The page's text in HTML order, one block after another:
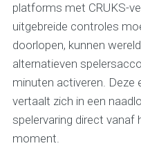
platforms met CRUKS-
uitgebreide controles
doorlopen, kunnen
alternatieven
minuten activeren. Deze
vertaalt zich in een
spelervaring direct vanaf
moment.